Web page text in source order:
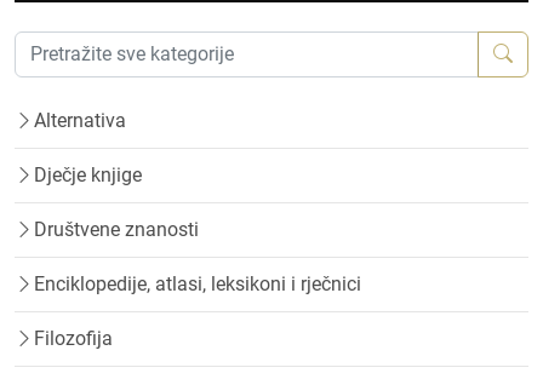
Alternativa
Dječje knjige
Društvene znanosti
Enciklopedije, atlasi, leksikoni i rječnici
Filozofija